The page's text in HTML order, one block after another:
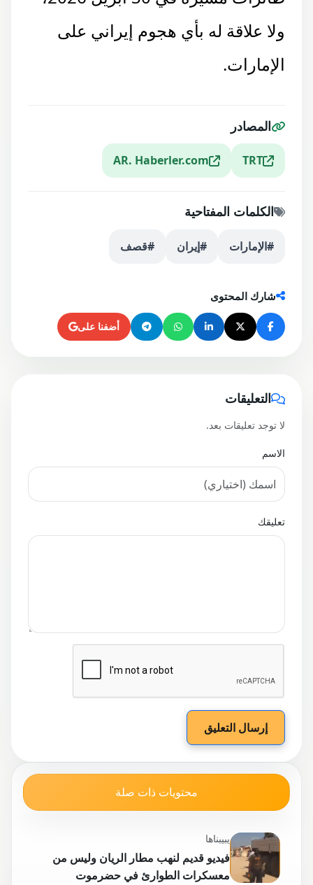
ولا علاقة له بأي هجوم إيراني على
الإمارات.
المصادر
TRT
AR. Haberler.com
الكلمات المفتاحية
#الإمارات #إيران #قصف
شارك المحتوى
أضفنا على
التعليقات
لا توجد تعليقات بعد.
الاسم
تعليقك
إرسال التعليق
محتويات ذات صلة
يبيبناها
فيديو قديم لنهب مطار الريان وليس من
معسكرات الطوارئ في حضرموت